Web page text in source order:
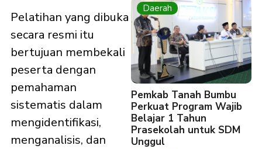
Pelatihan yang dibuka
secara resmi itu
bertujuan membekali
peserta dengan
pemahaman
sistematis dalam
mengidentifikasi,
menganalisis, dan
Daerah
Pemkab Tanah Bumbu
Perkuat Program Wajib
Belajar 1 Tahun
Prasekolah untuk SDM
Unggul